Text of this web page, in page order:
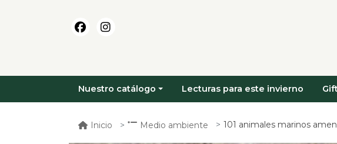
Nuestro catálogo Lecturas para este invierno
Inicio Medio ambiente 101 animales marinos amenazados y